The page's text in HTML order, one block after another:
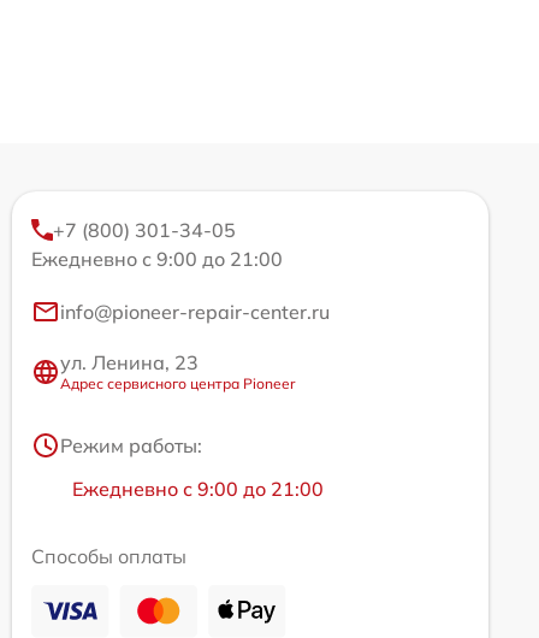
+7 (800) 301-34-05
Ежедневно с 9:00 до 21:00
info@pioneer-repair-center.ru
ул. Ленина, 23
Адрес сервисного центра Pioneer
Режим работы:
Ежедневно с 9:00 до 21:00
Способы оплаты